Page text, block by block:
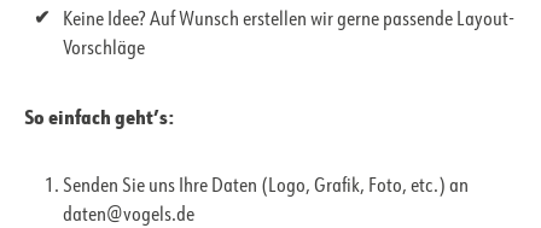
Keine Idee? Auf Wunsch erstellen wir gerne passende Layout-
Vorschläge
So einfach geht’s:
Senden Sie uns Ihre Daten (Logo, Grafik, Foto, etc.) an
daten@vogels.de